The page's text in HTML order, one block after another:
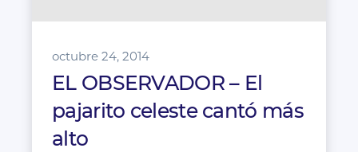
octubre 24, 2014
EL OBSERVADOR – El
pajarito celeste cantó más
alto